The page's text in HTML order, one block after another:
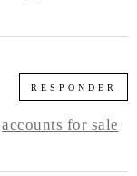
RESPONDER
accounts for sale